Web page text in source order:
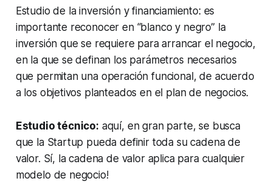
Estudio de la inversión y financiamiento: es
importante reconocer en “blanco y negro” la
inversión que se requiere para arrancar el negocio,
en la que se definan los parámetros necesarios
que permitan una operación funcional, de acuerdo
a los objetivos planteados en el plan de negocios.
Estudio técnico: aquí, en gran parte, se busca
que la Startup pueda definir toda su cadena de
valor. Sí, la cadena de valor aplica para cualquier
modelo de negocio!